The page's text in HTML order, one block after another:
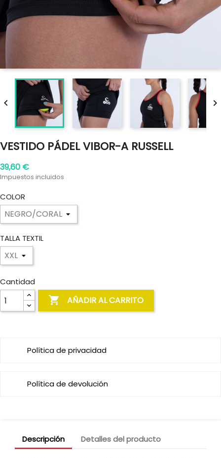
 
VESTIDO PÁDEL VIBOR-A RUSSELL
39,60 €
Impuestos incluidos
COLOR
TALLA TEXTIL
Cantidad
 AÑADIR AL CARRITO
Política de privacidad
Política de devolución
Descripción Detalles del producto